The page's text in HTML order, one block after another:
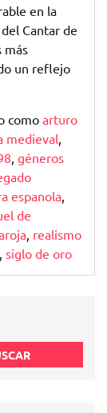
en la
Cantar de
más
un reflejo
comoarturo
medieval
géneros
espanola
de
realismo
siglo de oro